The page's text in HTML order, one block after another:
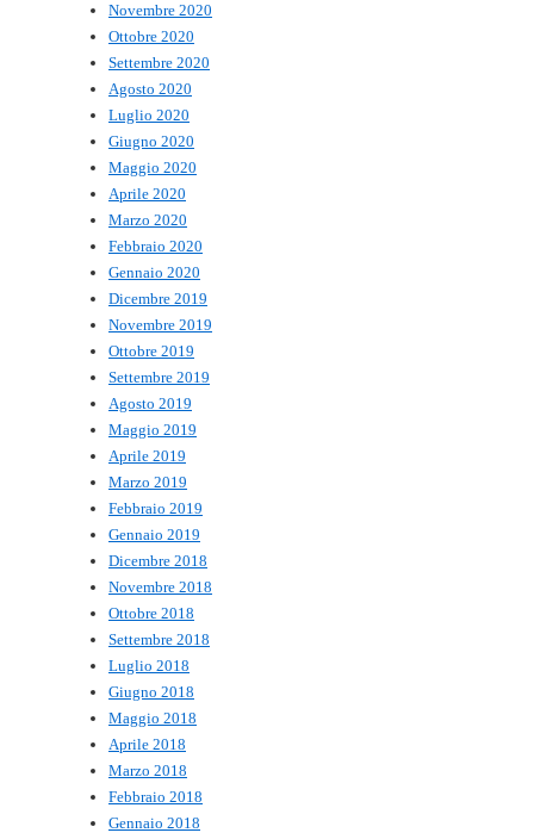
Novembre 2020
Ottobre 2020
Settembre 2020
Agosto 2020
Luglio 2020
Giugno 2020
Maggio 2020
Aprile 2020
Marzo 2020
Febbraio 2020
Gennaio 2020
Dicembre 2019
Novembre 2019
Ottobre 2019
Settembre 2019
Agosto 2019
Maggio 2019
Aprile 2019
Marzo 2019
Febbraio 2019
Gennaio 2019
Dicembre 2018
Novembre 2018
Ottobre 2018
Settembre 2018
Luglio 2018
Giugno 2018
Maggio 2018
Aprile 2018
Marzo 2018
Febbraio 2018
Gennaio 2018